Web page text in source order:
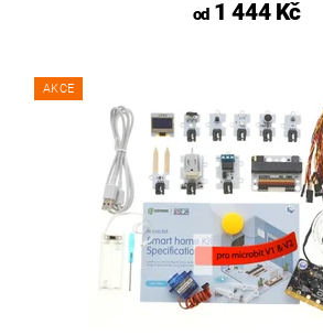
od1 444 Kč
AKCE